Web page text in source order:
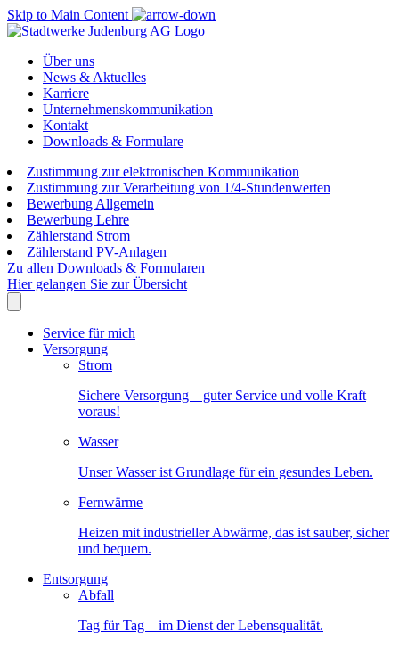
Skip to Main Content
Über uns
News & Aktuelles
Karriere
Unternehmenskommunikation
Kontakt
Downloads & Formulare
Zustimmung zur elektronischen Kommunikation
Zustimmung zur Verarbeitung von 1/4-Stundenwerten
Bewerbung Allgemein
Bewerbung Lehre
Zählerstand Strom
Zählerstand PV-Anlagen
Zu allen Downloads & Formularen
Hier gelangen Sie zur Übersicht
Service für mich
Versorgung
Strom
Sichere Versorgung – guter Service und volle Kraft
voraus!
Wasser
Unser Wasser ist Grundlage für ein gesundes Leben.
Fernwärme
Heizen mit industrieller Abwärme, das ist sauber, sicher
und bequem.
Entsorgung
Abfall
Tag für Tag – im Dienst der Lebensqualität.